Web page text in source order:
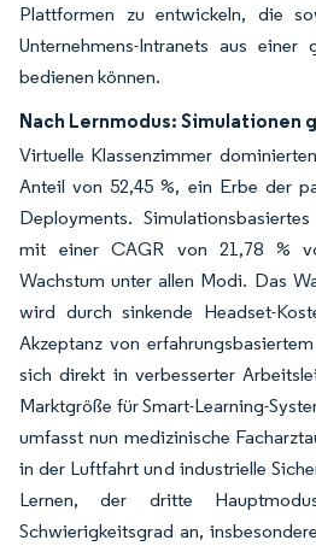
Plattformen zu entwickeln, die
Unternehmens-Intranets aus einer
bedienen können.
Nach Lernmodus: Simulationen
Virtuelle Klassenzimmer
Anteil von 52,45 %, ein Erbe der
Deployments.
mit einer CAGR von 21,78 %
Wachstum unter allen Modi. Das
wird durch sinkende Headset-
Akzeptanz von
sich direkt in verbesserter
Marktgröße für Smart-Learning-
umfasst nun medizinische
in der Luftfahrt und industrielle
Lernen, der dritte
Schwierigkeitsgrad an,